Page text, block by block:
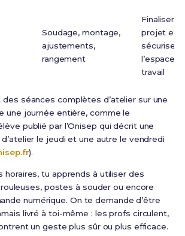
Soudage, montage,
ajustements,
rangement
Finaliser le
projet et
sécuriser
l’espace
travail
séances complètes d’atelier sur une
une journée entière, comme le
publié par l’Onisep qui décrit une
le jeudi et une autre le vendredi
).
horaires, tu apprends à utiliser des
postes à souder ou encore
numérique. On te demande d’être
livré à toi-même : les profs circulent,
un geste plus sûr ou plus efficace.